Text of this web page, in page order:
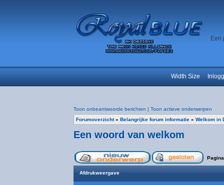
Een
Width Size
Toon onbeantwoorde berichten | Toon actieve onderwerpen
Forumoverzicht» Belangrijke forum informatie » Welkom in
Een woord van welkom
Afdrukweergave